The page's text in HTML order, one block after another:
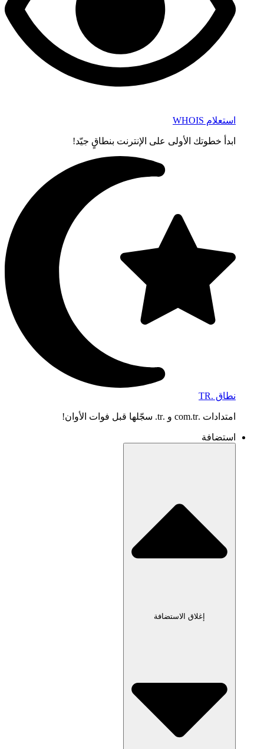
استعلام WHOIS
ابدأ خطوتك الأولى على الإنترنت بنطاقٍ جيّد!
نطاق .TR
امتدادات .com.tr و .tr. سجّلها قبل فوات الأوان!
استضافة
إغلاق الاستضافة